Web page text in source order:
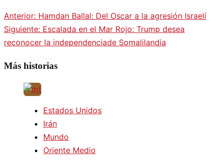
Anterior: Hamdan Ballal: Del Oscar a la agresión Israelí
Siguiente: Escalada en el Mar Rojo: Trump desea
reconocer la independenciade Somalilandia
Más historias
Estados Unidos
Irán
Mundo
Oriente Medio